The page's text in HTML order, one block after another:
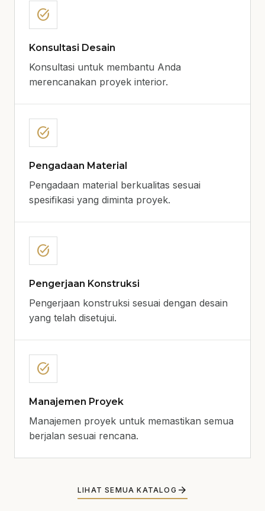
task_alt
Konsultasi Desain
Konsultasi untuk membantu Anda
merencanakan proyek interior.
task_alt
Pengadaan Material
Pengadaan material berkualitas sesuai
spesifikasi yang diminta proyek.
task_alt
Pengerjaan Konstruksi
Pengerjaan konstruksi sesuai dengan desain
yang telah disetujui.
task_alt
Manajemen Proyek
Manajemen proyek untuk memastikan semua
berjalan sesuai rencana.
LIHAT SEMUA KATALOG arrow_forward